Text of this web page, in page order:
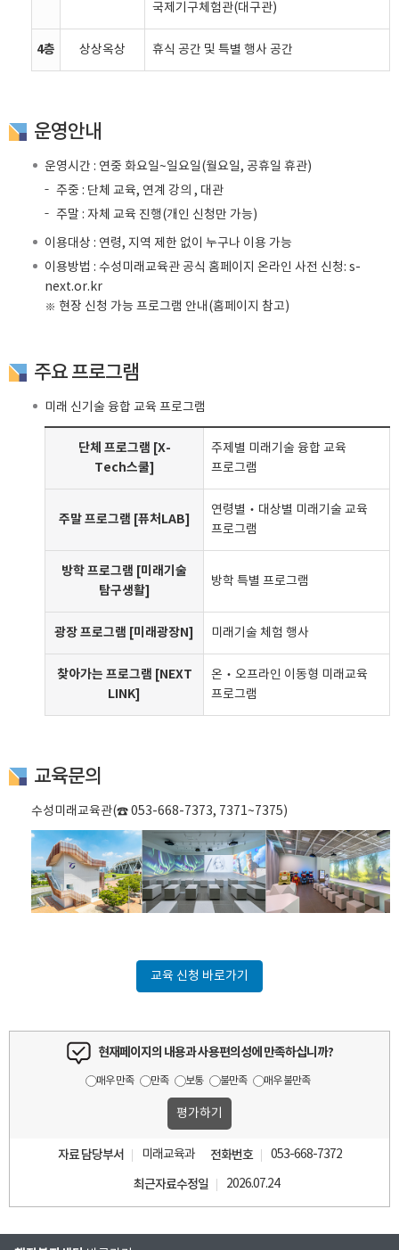
국제기구체험관(대구관)
4층 상상옥상 휴식 공간 및 특별 행사 공간
운영안내
운영시간 : 연중 화요일~일요일(월요일, 공휴일 휴관)
주중 : 단체 교육, 연계 강의 , 대관
주말 : 자체 교육 진행(개인 신청만 가능)
이용대상 : 연령, 지역 제한 없이 누구나 이용 가능
이용방법 : 수성미래교육관 공식 홈페이지 온라인 사전 신청: s-
next.or.kr
※ 현장 신청 가능 프로그램 안내(홈페이지 참고)
주요 프로그램
미래 신기술 융합 교육 프로그램
단체 프로그램 [X-
Tech스쿨]
주제별 미래기술 융합 교육
프로그램
주말 프로그램 [퓨처LAB]
연령별‧대상별 미래기술 교육
프로그램
방학 프로그램 [미래기술
탐구생활]
방학 특별 프로그램
광장 프로그램 [미래광장N] 미래기술 체험 행사
찾아가는 프로그램 [NEXT
LINK]
온‧오프라인 이동형 미래교육
프로그램
교육문의
수성미래교육관(☎ 053-668-7373, 7371~7375)
교육 신청 바로가기
현재페이지의 내용과 사용편의성에 만족하십니까?
매우 만족 만족 보통 불만족 매우 불만족
자료 담당부서 미래교육과 전화번호 053-668-7372
최근자료수정일 2026.07.24